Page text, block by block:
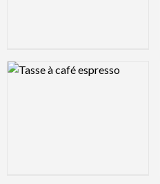
Logo Preview Image